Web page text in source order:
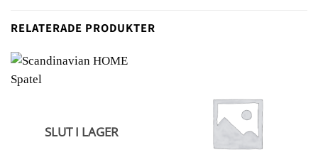
RELATERADE PRODUKTER
SLUT I LAGER